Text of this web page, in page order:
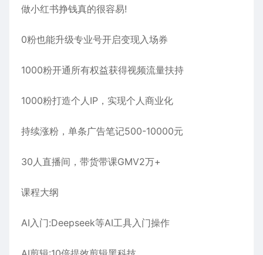
做小红书挣钱真的很容易!
0粉也能升级专业号开启变现入场券
1000粉开通所有权益获得视频流量扶持
1000粉打造个人IP，实现个人商业化
持续涨粉，单条广告笔记500-10000元
30人直播间，带货带课GMV2万+
课程大纲
AI入门:Deepseek等AI工具入门操作